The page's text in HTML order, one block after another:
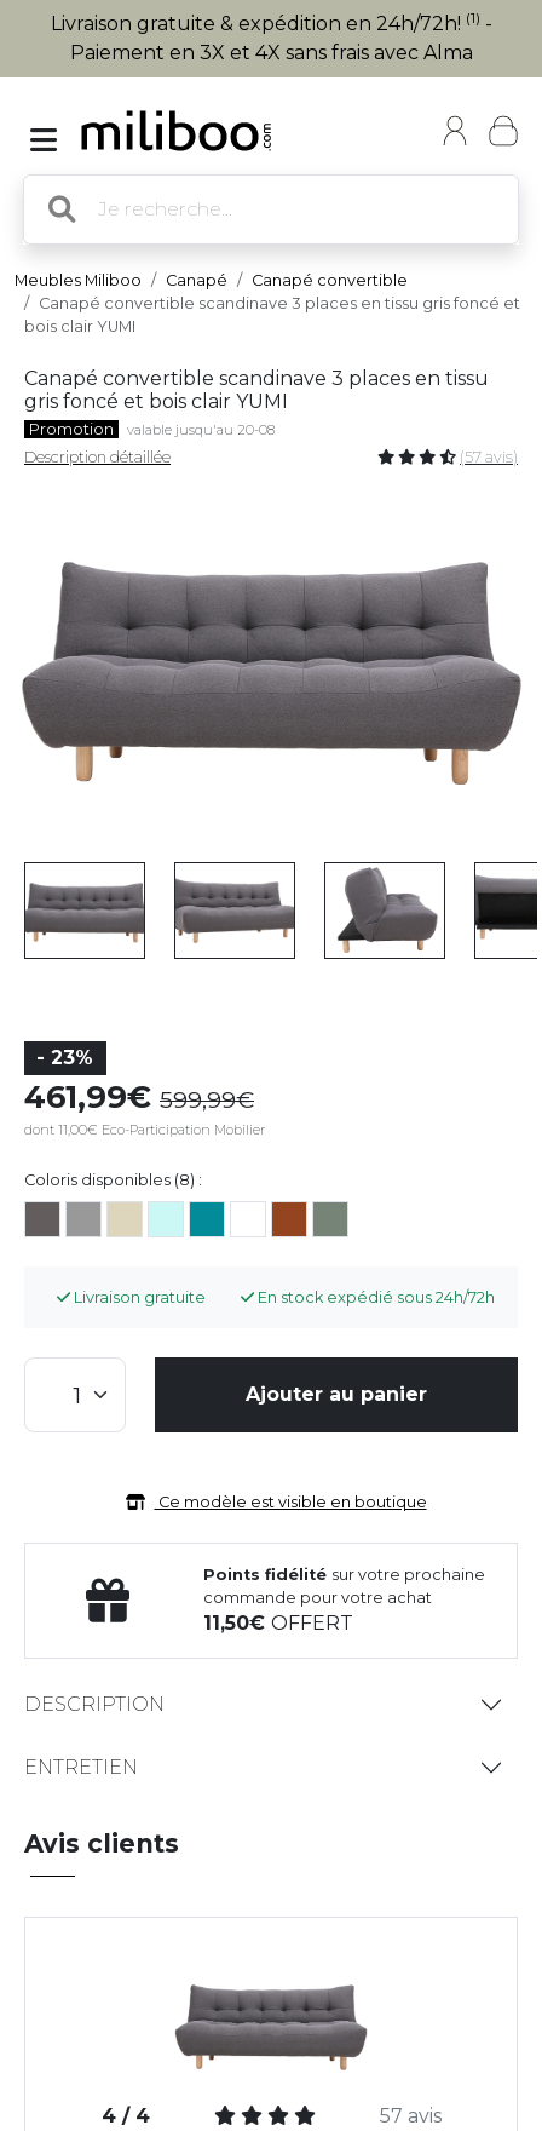
Livraison gratuite & expédition en 24h/72h! (1) -
Paiement en 3X et 4X sans frais avec Alma
Meubles Miliboo Canapé
Canapé convertible
Canapé convertible scandinave 3 places en tissu gris foncé et
bois clair YUMI
Canapé convertible scandinave 3 places en tissu
gris foncé et bois clair YUMI
Promotion valable jusqu'au 20-08
Description détaillée (57 avis)
- 23%
461,99 599,99
dont 11,00€ Eco-Participation Mobilier
Coloris disponibles (8) :
Livraison gratuite En stock expédié sous 24h/72h
Ajouter au panier
Ce modèle est visible en boutique
Points fidélité sur votre prochaine
commande pour votre achat
11,50OFFERT
DESCRIPTION
ENTRETIEN
Avis clients
4 / 4 57 avis